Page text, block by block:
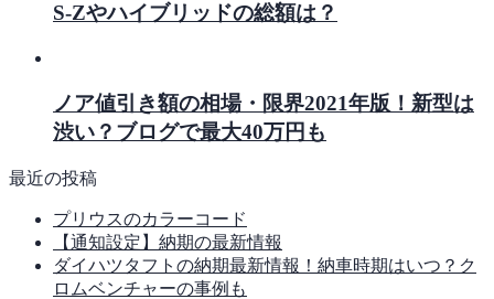
S-Zやハイブリッドの総額は？
ノア値引き額の相場・限界2021年版！新型は
渋い？ブログで最大40万円も
最近の投稿
プリウスのカラーコード
【通知設定】納期の最新情報
ダイハツタフトの納期最新情報！納車時期はいつ？ク
ロムベンチャーの事例も